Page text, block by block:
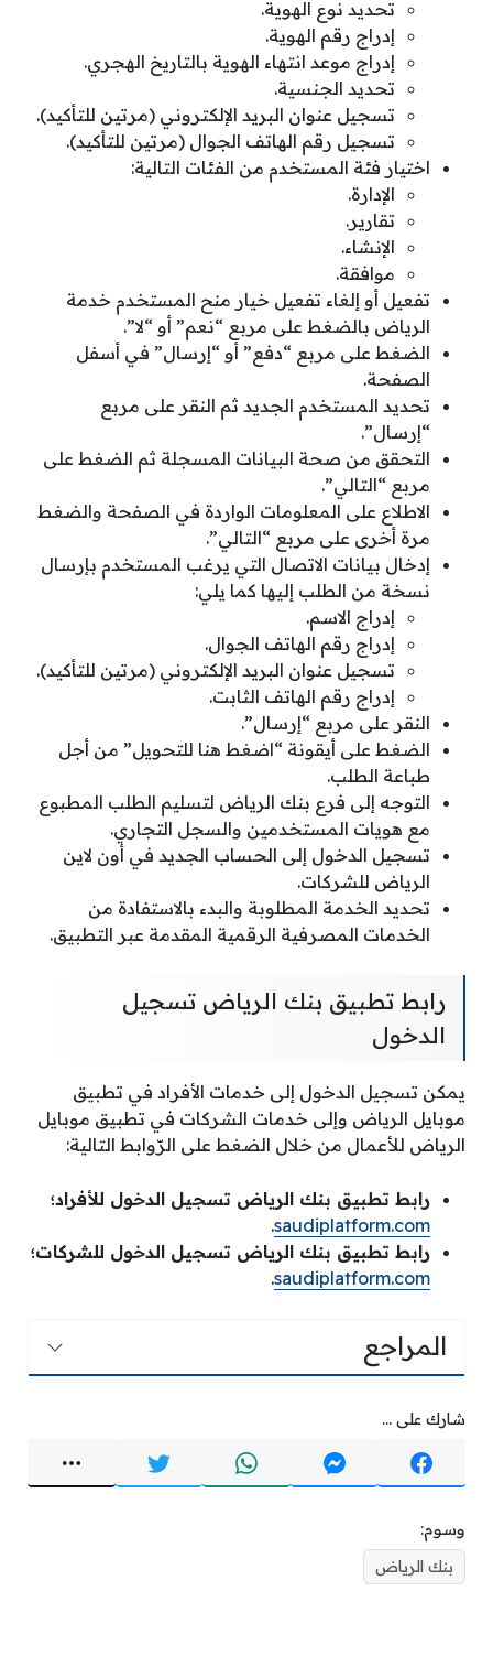
تحديد نوع الهوية.
إدراج رقم الهوية.
إدراج موعد انتهاء الهوية بالتاريخ الهجري.
تحديد الجنسية.
تسجيل عنوان البريد الإلكتروني (مرتين للتأكيد).
تسجيل رقم الهاتف الجوال (مرتين للتأكيد).
اختيار فئة المستخدم من الفئات التالية:
الإدارة.
تقارير.
الإنشاء.
موافقة.
تفعيل أو إلغاء تفعيل خيار منح المستخدم خدمة
الرياض بالضغط على مربع “نعم” أو “لا”.
الضغط على مربع “دفع” أو “إرسال” في أسفل
الصفحة.
تحديد المستخدم الجديد ثم النقر على مربع
“إرسال”.
التحقق من صحة البيانات المسجلة ثم الضغط على
مربع “التالي”.
الاطلاع على المعلومات الواردة في الصفحة والضغط
مرة أخرى على مربع “التالي”.
إدخال بيانات الاتصال التي يرغب المستخدم بإرسال
نسخة من الطلب إليها كما يلي:
إدراج الاسم.
إدراج رقم الهاتف الجوال.
تسجيل عنوان البريد الإلكتروني (مرتين للتأكيد).
إدراج رقم الهاتف الثابت.
النقر على مربع “إرسال”.
الضغط على أيقونة “اضغط هنا للتحويل” من أجل
طباعة الطلب.
التوجه إلى فرع بنك الرياض لتسليم الطلب المطبوع
مع هويات المستخدمين والسجل التجاري.
تسجيل الدخول إلى الحساب الجديد في أون لاين
الرياض للشركات.
تحديد الخدمة المطلوبة والبدء بالاستفادة من
الخدمات المصرفية الرقمية المقدمة عبر التطبيق.
رابط تطبيق بنك الرياض تسجيل
الدخول
يمكن تسجيل الدخول إلى خدمات الأفراد في تطبيق
موبايل الرياض وإلى خدمات الشركات في تطبيق موبايل
الرياض للأعمال من خلال الضغط على الرّوابط التالية:
رابط تطبيق بنك الرياض تسجيل الدخول للأفراد؛
saudiplatform.com
.
رابط تطبيق بنك الرياض تسجيل الدخول للشركات؛
saudiplatform.com
.
المراجع
شارك على ...
وسوم:
بنك الرياض